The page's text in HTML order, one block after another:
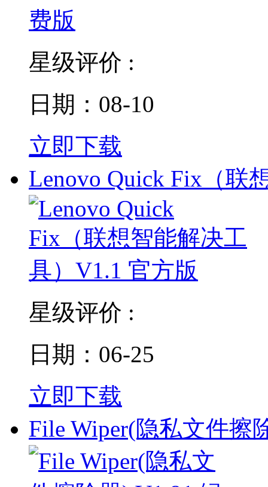
星级评价 :
日期：08-10
立即下载
Lenovo Quick Fix（联
星级评价 :
日期：06-25
立即下载
File Wiper(隐私文件擦